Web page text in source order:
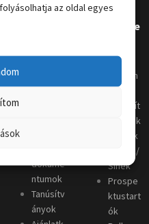
az oldal egyes
Grafikai
ó
dokume
ntumok
Tanúsítv
ányok
Terméke
Kordon
oszlop
Megállít
ó táblák
Plakátk
eretek/
Sínek
Prospe
ktustart
ók